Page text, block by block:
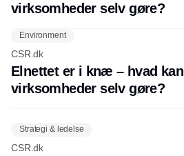
virksomheder selv gøre?
Environment
CSR.dk
Elnettet er i knæ – hvad kan
virksomheder selv gøre?
Strategi & ledelse
CSR.dk